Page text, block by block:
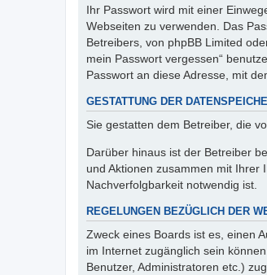
Ihr Passwort wird mit einer
Webseiten zu verwenden. Das
Betreibers, von phpBB Limited
mein Passwort vergessen“
Passwort an diese Adresse, mit
GESTATTUNG DER
Sie gestatten dem Betreiber, die
Darüber hinaus ist der Betreiber
und Aktionen zusammen mit
Nachverfolgbarkeit notwendig ist.
REGELUNGEN BEZÜGLICH DER
Zweck eines Boards ist es, einen
im Internet zugänglich sein
Benutzer, Administratoren etc.)